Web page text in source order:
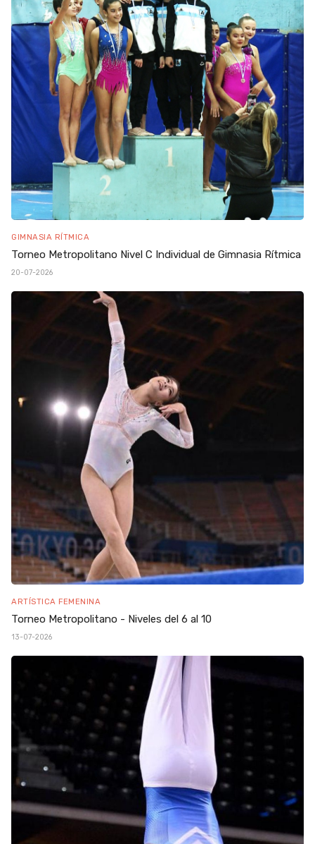
GIMNASIA RÍTMICA
Torneo Metropolitano Nivel C Individual de Gimnasia Rítmica
20-07-2026
ARTÍSTICA FEMENINA
Torneo Metropolitano - Niveles del 6 al 10
13-07-2026